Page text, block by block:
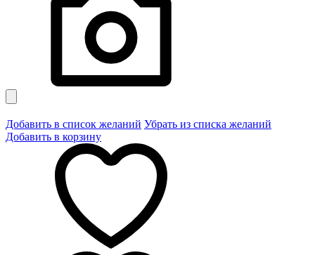
Добавить в список желаний Убрать из списка желаний
Добавить в корзину